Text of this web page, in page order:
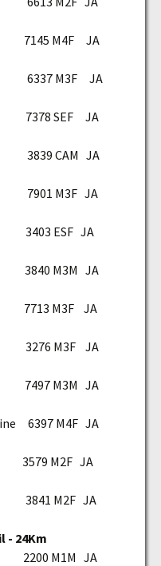
7145 M4F JA
6337 M3F JA
7378 SEF JA
CAM JA
M3F JA
ESF JA
M3M JA
7713 M3F JA
3276 M3F JA
M3M JA
6397 M4F JA
M2F JA
3841 M2F JA
- 24Km
M1M JA